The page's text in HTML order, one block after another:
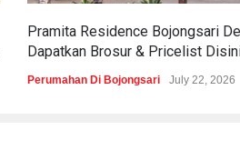
Pramita Residence Bojongsari
Dapatkan Brosur & Pricelist
Perumahan Di Bojongsari July 22, 2026